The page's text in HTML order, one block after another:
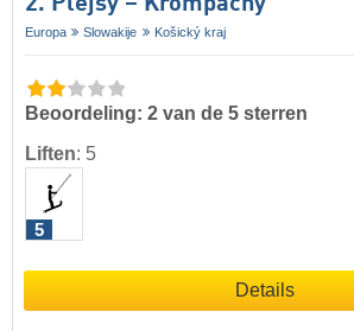
2. Plejsy – Krompachy
Europa Slowakije Košický kraj
Beoordeling: 2 van de 5 sterren
Liften: 5
5
Details